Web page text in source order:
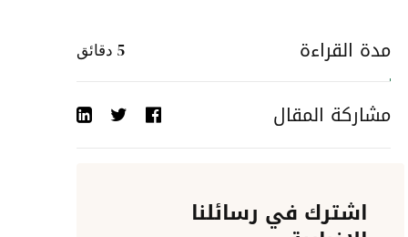
مدة القراءة 5 دقائق
مشاركة المقال
اشترك في رسائلنا
إلى